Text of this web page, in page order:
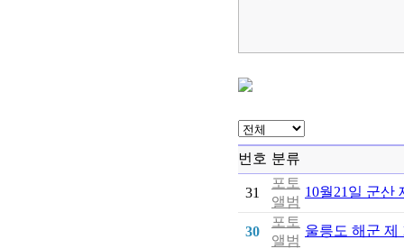
번호 분류
31
포토
앨범
10월21일 군산
30
포토
앨범
울릉도 해군 제